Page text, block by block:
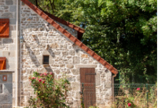
RECHERCHER